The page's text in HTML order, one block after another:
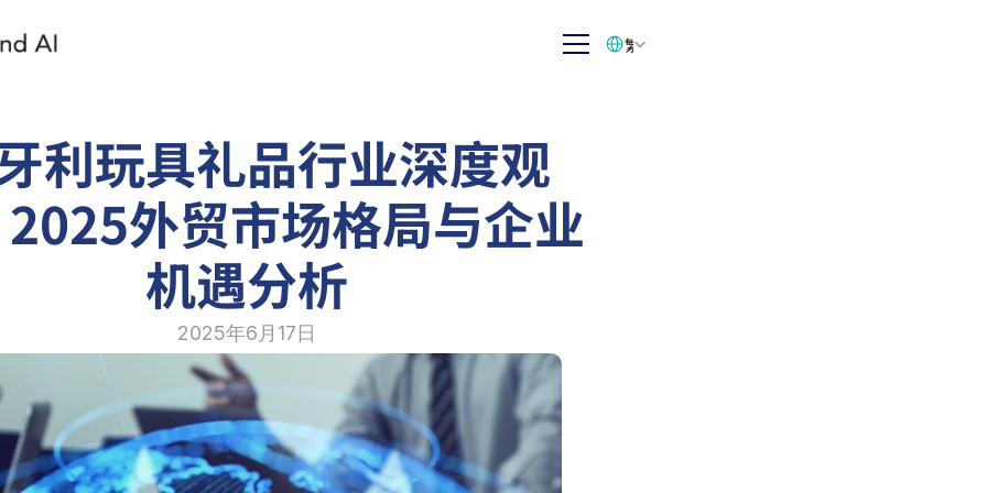
利玩具礼品行业深度观
外贸市场格局与企业
机遇分析
2025年6月17日
繁体中文